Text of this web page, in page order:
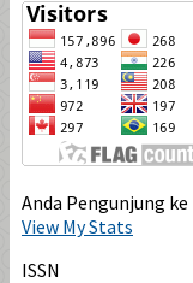
Anda Pengunjung ke
View My Stats
ISSN